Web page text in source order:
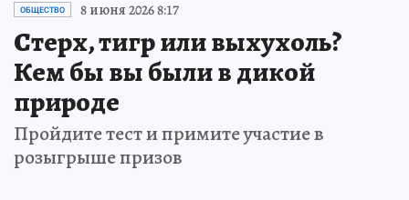
ОБЩЕСТВО 8 июня 2026 8:17
Стерх, тигр или выхухоль?
Кем бы вы были в дикой
природе
Пройдите тест и примите участие в
розыгрыше призов